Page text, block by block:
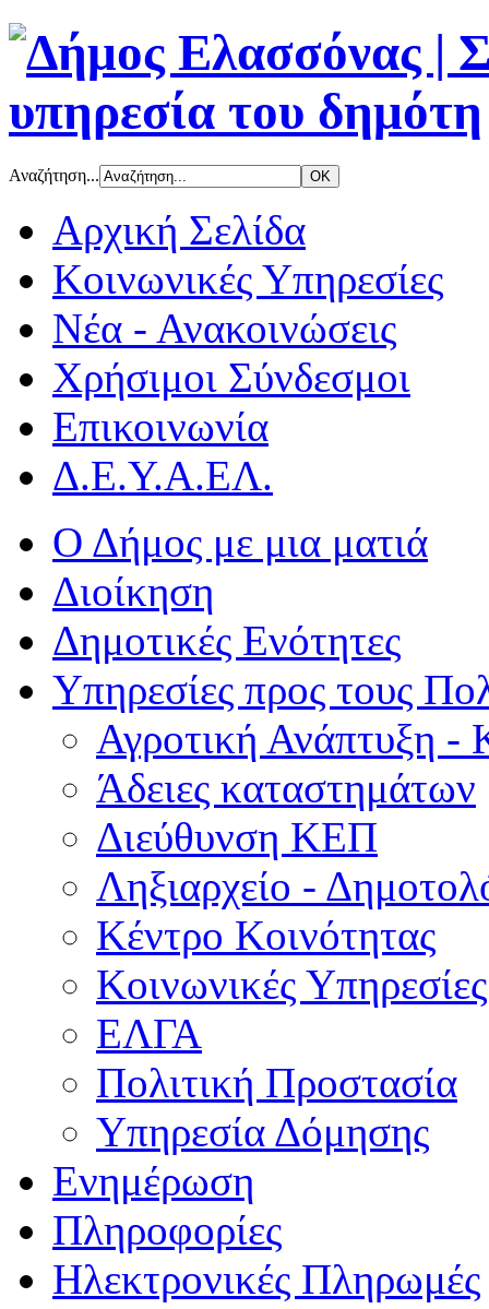
Αναζήτηση...
Αρχική Σελίδα
Κοινωνικές Υπηρεσίες
Νέα - Ανακοινώσεις
Χρήσιμοι Σύνδεσμοι
Επικοινωνία
Δ.Ε.Υ.Α.ΕΛ.
Ο Δήμος με μια ματιά
Διοίκηση
Δημοτικές Ενότητες
Υπηρεσίες προς τους
Αγροτική Ανάπτυξη -
Άδειες καταστημάτων
Διεύθυνση ΚΕΠ
Ληξιαρχείο -
Κέντρο Κοινότητας
Κοινωνικές Υπηρεσίες
ΕΛΓΑ
Πολιτική Προστασία
Υπηρεσία Δόμησης
Ενημέρωση
Πληροφορίες
Ηλεκτρονικές Πληρωμές